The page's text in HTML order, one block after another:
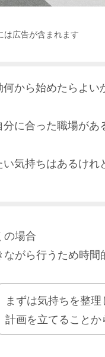
は広告が含まれます
から始めたらよい
に合った職場があ
気持ちはあるけれ
の場合
がら行うため時間
まずは気持ちを整理
計画を立てることか